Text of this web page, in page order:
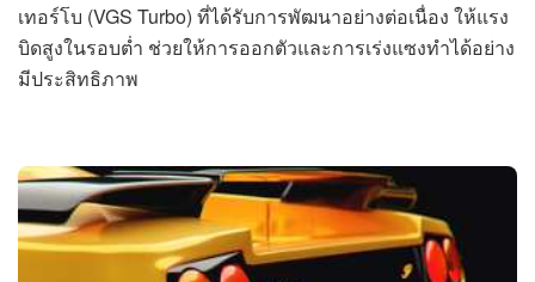
เทอร์โบ (VGS Turbo) ที่ได้รับการพัฒนาอย่างต่อเนื่อง ให้แรง
บิดสูงในรอบต่ำ ช่วยให้การออกตัวและการเร่งแซงทำได้อย่าง
มีประสิทธิภาพ